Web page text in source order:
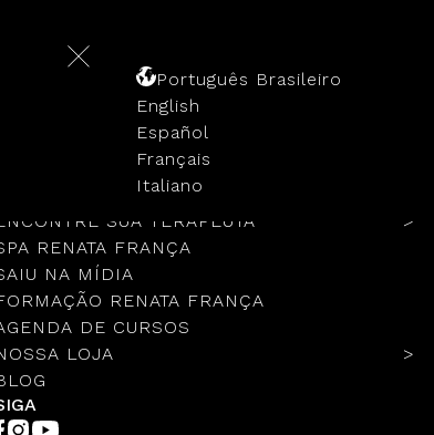
NOSSA HISTÓRIA
SUA TERAPEUTA
RENATA FRANÇA
NA MÍDIA
RENATA FRANÇA
DE CURSOS
LOJA
Português Brasileiro
English
Español
Français
Italiano